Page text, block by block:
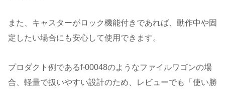
また、キャスターがロック機能付きであれば、動作中や固
定したい場合にも安心して使用できます。
プロダクト例であるf-00048のようなファイルワゴンの場
合、軽量で扱いやすい設計のため、レビューでも「使い勝